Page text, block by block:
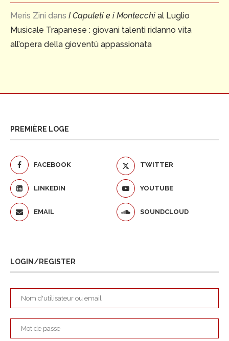
Meris Zini dans I Capuleti e i Montecchi al Luglio
Musicale Trapanese : giovani talenti ridanno vita
all’opera della gioventù appassionata
PREMIÈRE LOGE
FACEBOOK TWITTER
LINKEDIN YOUTUBE
EMAIL SOUNDCLOUD
LOGIN/REGISTER